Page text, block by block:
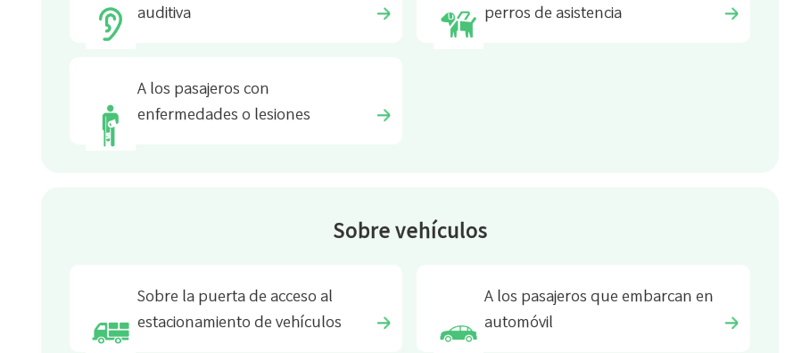
auditiva
perros de asistencia
A los pasajeros con
enfermedades o lesiones
Sobre vehículos
Sobre la puerta de acceso al
estacionamiento de vehículos
A los pasajeros que embarcan en
automóvil